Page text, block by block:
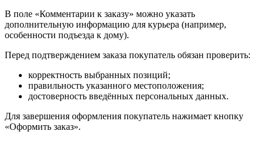
В поле «Комментарии к заказу» можно указать
дополнительную информацию для курьера (например,
особенности подъезда к дому).
Перед подтверждением заказа покупатель обязан проверить:
корректность выбранных позиций;
правильность указанного местоположения;
достоверность введённых персональных данных.
Для завершения оформления покупатель нажимает кнопку
«Оформить заказ».